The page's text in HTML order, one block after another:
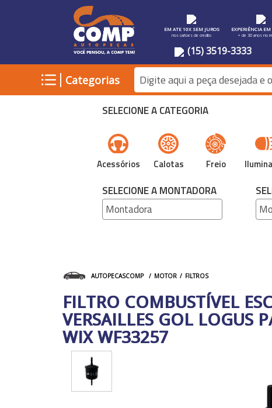
EM ATE 10X SEM JUROS
nos cartoes de credito
EXPERIÊNCIA
+ de 30 anos no
(15) 3519-3333
| Categorias
SELECIONE A CATEGORIA
Acessórios Calotas Freio
SELECIONE A MONTADORA
AUTOPECASCOMP MOTOR FILTROS
FILTRO COMBUSTÍVEL
VERSAILLES GOL LOGUS
WIX WF33257